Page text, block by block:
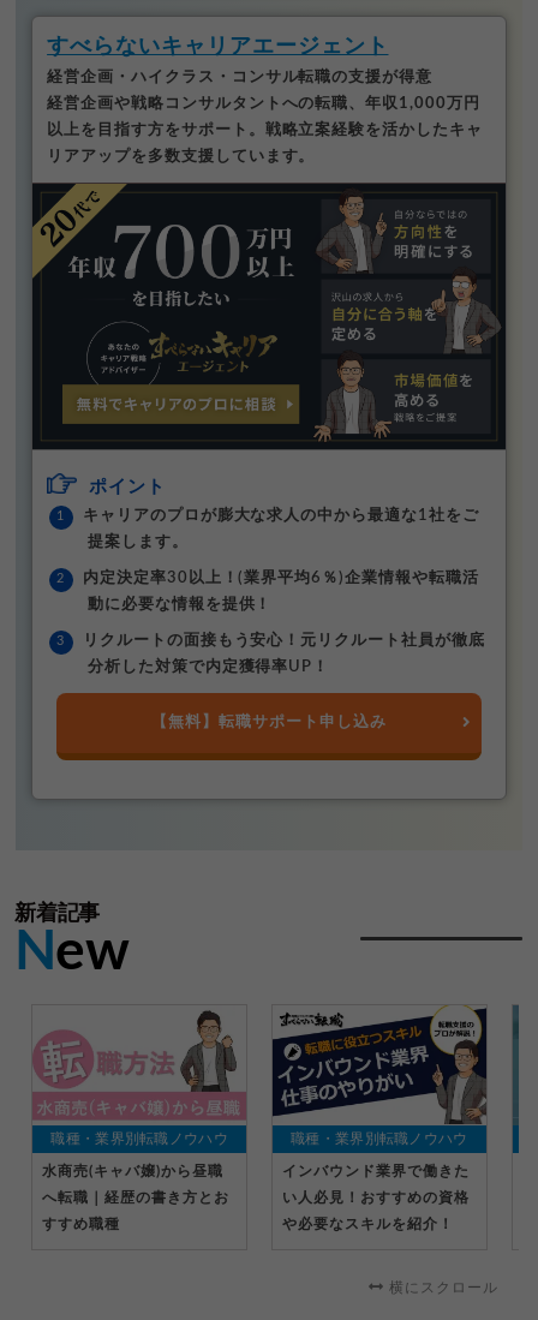
すべらないキャリアエージェント
経営企画・ハイクラス・コンサル転職の支援が得意
経営企画や戦略コンサルタントへの転職、年収1,000万円
以上を目指す方をサポート。戦略立案経験を活かしたキャ
リアアップを多数支援しています。
ポイント
キャリアのプロが膨大な求人の中から最適な1社をご
提案します。
内定決定率30以上！(業界平均6％)企業情報や転職活
動に必要な情報を提供！
リクルートの面接もう安心！元リクルート社員が徹底
分析した対策で内定獲得率UP！
【無料】転職サポート申し込み
新着記事
New
職種・業界別転職ノウハウ
水商売(キャバ嬢)から昼職
へ転職｜経歴の書き方とお
すすめ職種
職種・業界別転職ノウハウ
インバウンド業界で働きた
い人必見！おすすめの資格
や必要なスキルを紹介！
横にスクロール